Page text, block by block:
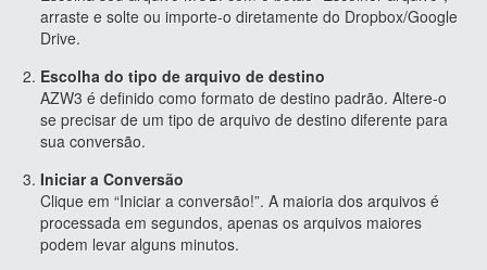
arraste e solte ou importe-o diretamente do Dropbox/Google
Drive.
Escolha do tipo de arquivo de destino
AZW3 é definido como formato de destino padrão. Altere-o
se precisar de um tipo de arquivo de destino diferente para
sua conversão.
Iniciar a Conversão
Clique em “Iniciar a conversão!”. A maioria dos arquivos é
processada em segundos, apenas os arquivos maiores
podem levar alguns minutos.